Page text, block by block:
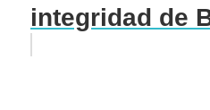
integridad de